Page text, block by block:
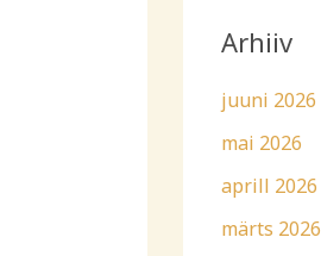
Arhiiv
juuni 2026
mai 2026
aprill 2026
märts 2026